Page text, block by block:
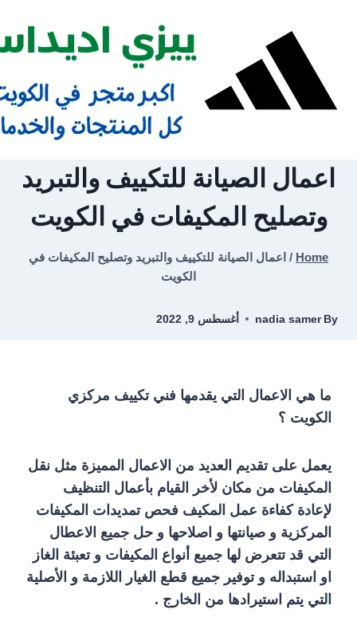
content
اعمال الصيانة للتكييف والتبريد
وتصليح المكيفات في الكويت
Home
/ اعمال الصيانة للتكييف والتبريد وتصليح المكيفات في
الكويت
By
nadia samer أغسطس 9, 2022
ما هي الاعمال التي يقدمها فني تكييف مركزي
الكويت ؟
يعمل على تقديم العديد من الاعمال المميزة مثل نقل
المكيفات من مكان لأخر القيام بأعمال التنظيف
لإعادة كفاءة عمل المكيف فحص تمديدات المكيفات
المركزية و صيانتها و اصلاحها و حل جميع الاعطال
التي قد تتعرض لها جميع أنواع المكيفات و تعبئة الغاز
او استبداله و توفير جميع قطع الغيار اللازمة و الأصلية
التي يتم استيرادها من الخارج .